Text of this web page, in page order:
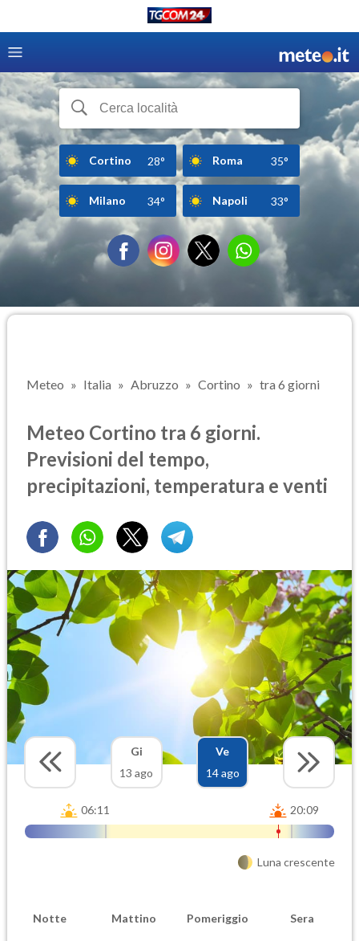
Cortino 28° Roma 35°
Milano 34° Napoli 33°
Meteo Italia Abruzzo Cortino tra 6 giorni
Meteo Cortino tra 6 giorni.
Previsioni del tempo,
precipitazioni, temperatura e venti
Gi
13 ago
Ve
14 ago
06:11 20:09
Luna crescente
Notte Mattino Pomeriggio Sera